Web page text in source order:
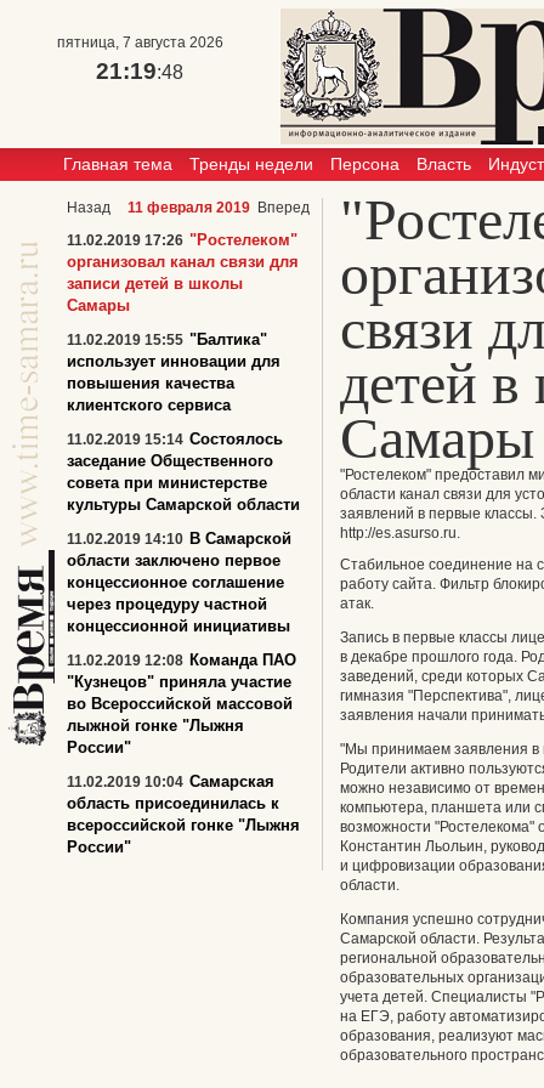
пятница, 7 августа 2026
21:19:48
Главная тема Тренды недели Персона Власть
связи
детей
Самары
"Ростелеком" предоставил
области канал связи для
заявлений в первые классы.
http://es.asurso.ru.
Стабильное соединение на
работу сайта. Фильтр
атак.
Запись в первые классы
в декабре прошлого года.
заведений, среди которых
гимназия "Перспектива",
заявления начали
"Мы принимаем заявления в
Родители активно
можно независимо от
компьютера, планшета или
возможности "Ростелекома"
Константин Льольин,
и цифровизации
области.
Компания успешно
Самарской области.
региональной
образовательных
учета детей. Специалисты
на ЕГЭ, работу
образования, реализуют
образовательного
Назад 11 февраля 2019
Вперед
11.02.2019 17:26 "Ростелеком"
организовал канал связи для
записи детей в школы
Самары
11.02.2019 15:55 "Балтика"
использует инновации для
повышения качества
клиентского сервиса
11.02.2019 15:14 Состоялось
заседание Общественного
совета при министерстве
культуры Самарской области
11.02.2019 14:10 В Самарской
области заключено первое
концессионное соглашение
через процедуру частной
концессионной инициативы
11.02.2019 12:08 Команда ПАО
"Кузнецов" приняла участие
во Всероссийской массовой
лыжной гонке "Лыжня
России"
11.02.2019 10:04 Самарская
область присоединилась к
всероссийской гонке "Лыжня
России"